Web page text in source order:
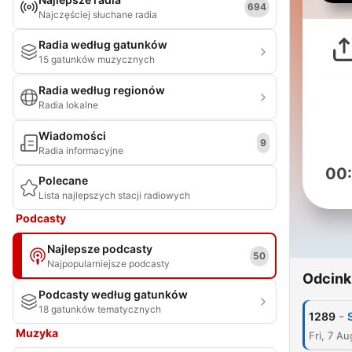
Najczęściej słuchane radia
694
Radia według gatunków
15 gatunków muzycznych
Radia według regionów
Radia lokalne
Wiadomości
Radia informacyjne
9
Polecane
Lista najlepszych stacji radiowych
Podcasty
Najlepsze podcasty
Najpopularniejsze podcasty
50
Podcasty według gatunków
18 gatunków tematycznych
Muzyka
1289 -
Fri, 7